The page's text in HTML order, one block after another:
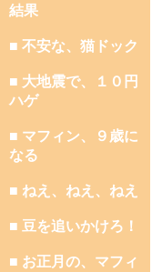
結果
■ 不安な、猫ドック
■ 大地震で、１０円
ハゲ
■ マフィン、９歳に
なる
■ ねえ、ねえ、ねえ
■ 豆を追いかけろ！
■ お正月の、マフィ